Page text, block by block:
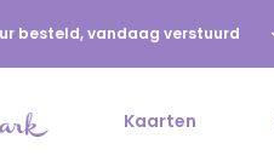
besteld, vandaag verstuurd
Kaarten